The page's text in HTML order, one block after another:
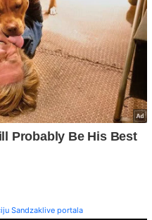
Sandzaklive portala